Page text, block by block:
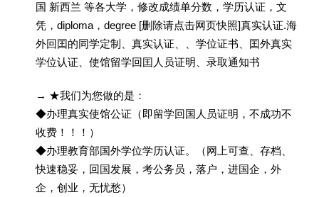
国 新西兰 等各大学，修改成绩单分数，学历认证，文
凭，diploma，degree [删除请点击网页快照]真实认证.海
外回囯的同学定制、真实认证、、学位证书、囯外真实
学位认证、使馆留学回囯人员证明、录取通知书
→ ★我们为您做的是：
◆办理真实使馆公证（即留学回国人员证明，不成功不
收费！！！）
◆办理教育部国外学位学历认证。（网上可查、存档、
快速稳妥，回国发展，考公务员，落户，进国企，外
企，创业，无忧愁）